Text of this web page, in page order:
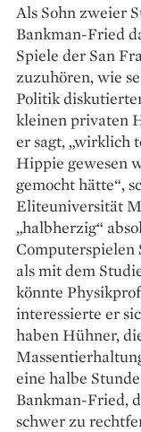
Als Sohn zweier
Bankman-Fried
Spiele der San
zuzuhören, wie
Politik
kleinen privaten
er sagt, „wirklich
Hippie gewesen
gemocht hätte“,
Eliteuniversität
„halbherzig“
Computerspielen
als mit dem
könnte
interessierte er
haben Hühner,
eine halbe
Bankman-Fried,
schwer zu